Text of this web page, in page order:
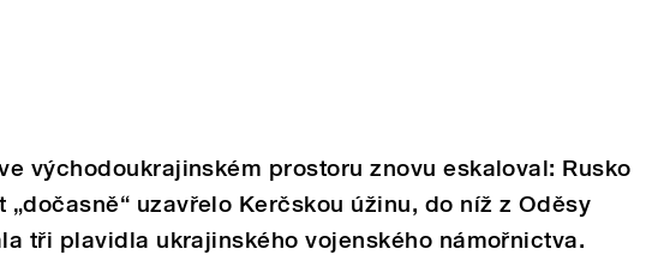
východoukrajinském prostoru znovu eskaloval: Rusko
„dočasně“ uzavřelo Kerčskou úžinu, do níž z Oděsy
tři plavidla ukrajinského vojenského námořnictva.